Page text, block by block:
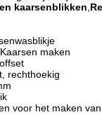
kaarsenblikken
maken
rechthoekig
voor het maken